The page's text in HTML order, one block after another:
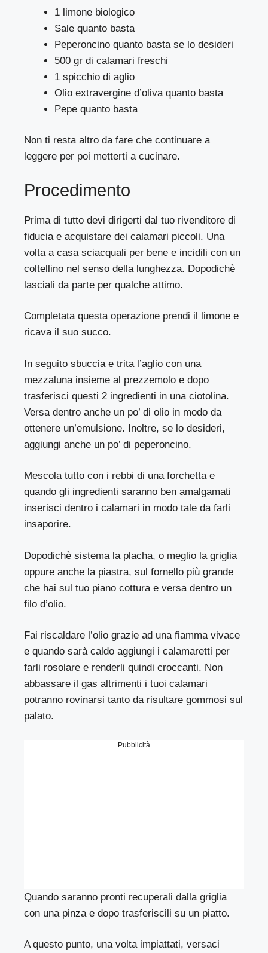
1 limone biologico
Sale quanto basta
Peperoncino quanto basta se lo desideri
500 gr di calamari freschi
1 spicchio di aglio
Olio extravergine d’oliva quanto basta
Pepe quanto basta
Non ti resta altro da fare che continuare a
leggere per poi metterti a cucinare.
Procedimento
Prima di tutto devi dirigerti dal tuo rivenditore di
fiducia e acquistare dei calamari piccoli. Una
volta a casa sciacquali per bene e incidili con un
coltellino nel senso della lunghezza. Dopodichè
lasciali da parte per qualche attimo.
Completata questa operazione prendi il limone e
ricava il suo succo.
In seguito sbuccia e trita l’aglio con una
mezzaluna insieme al prezzemolo e dopo
trasferisci questi 2 ingredienti in una ciotolina.
Versa dentro anche un po’ di olio in modo da
ottenere un’emulsione. Inoltre, se lo desideri,
aggiungi anche un po’ di peperoncino.
Mescola tutto con i rebbi di una forchetta e
quando gli ingredienti saranno ben amalgamati
inserisci dentro i calamari in modo tale da farli
insaporire.
Dopodichè sistema la placha, o meglio la griglia
oppure anche la piastra, sul fornello più grande
che hai sul tuo piano cottura e versa dentro un
filo d’olio.
Fai riscaldare l’olio grazie ad una fiamma vivace
e quando sarà caldo aggiungi i calamaretti per
farli rosolare e renderli quindi croccanti. Non
abbassare il gas altrimenti i tuoi calamari
potranno rovinarsi tanto da risultare gommosi sul
palato.
Pubblicità
Quando saranno pronti recuperali dalla griglia
con una pinza e dopo trasferiscili su un piatto.
A questo punto, una volta impiattati, versaci